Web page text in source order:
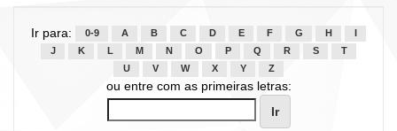
Ir para: 0-9 A B C D E F G H
J
K L M N O P Q R S
T
U
V W X Y Z
ou entre com as primeiras letras: